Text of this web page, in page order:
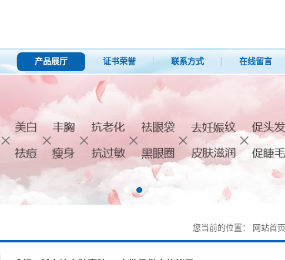
产品展厅 证书荣誉 联系方式 在线留言
您当前的位置： 网站首页